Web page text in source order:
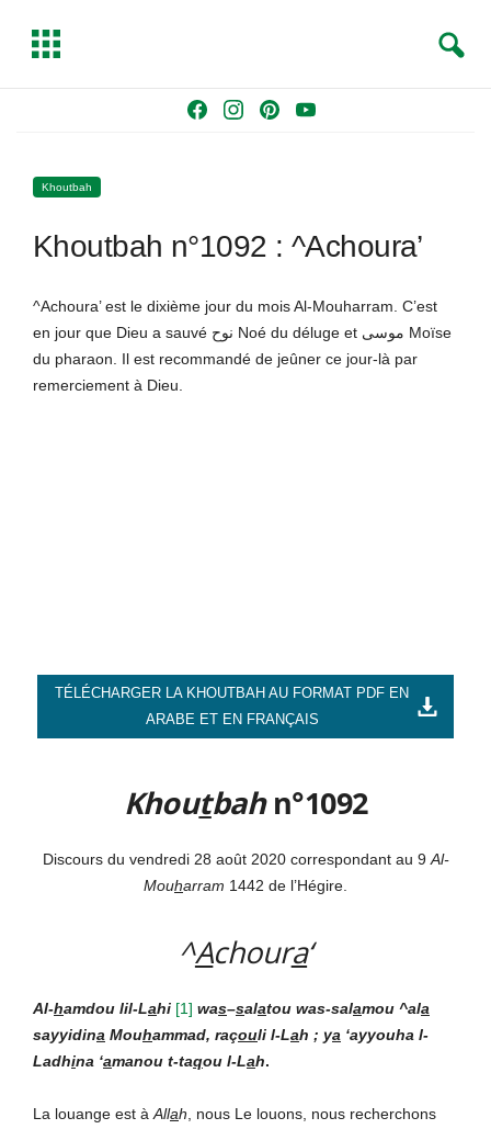
o
g
Y
b
T
g
e
a
Khoutbah
Khoutbah n°1092 : ^Achoura’
^Achoura’ est le dixième jour du mois Al-Mouharram. C’est
en jour que Dieu a sauvé نوح Noé du déluge et موسى Moïse
du pharaon. Il est recommandé de jeûner ce jour-là par
remerciement à Dieu.
TÉLÉCHARGER LA KHOUTBAH AU FORMAT PDF EN
ARABE ET EN FRANÇAIS
Khoutbahn°1092
Discours du vendredi 28 août 2020 correspondant au 9 Al-
Mouharram 1442 de l’Hégire.
^Achoura‘
Al-hamdou lil-Lahi [1] was–salatou was-salamou ^ala
sayyidina Mouhammad, raçouli l-Lah ; ya ‘ayyouha l-
Ladhina ‘amanou t-taqou l-Lah.
La louange est à Allah , nous Le louons, nous recherchons